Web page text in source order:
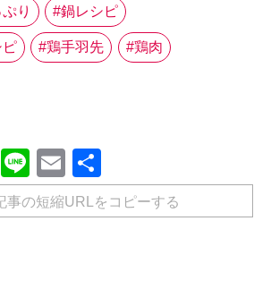
り 鍋レシピ
ピ 鶏手羽先 鶏肉
Pinterest
LineEmail
有
事の短縮URLをコピーする